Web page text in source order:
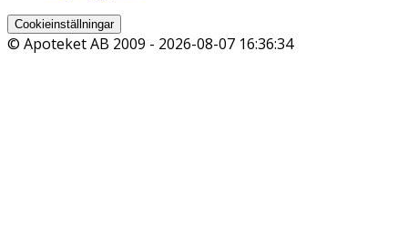
Cookieinställningar
© Apoteket AB 2009 - 2026-08-07 16:36:34